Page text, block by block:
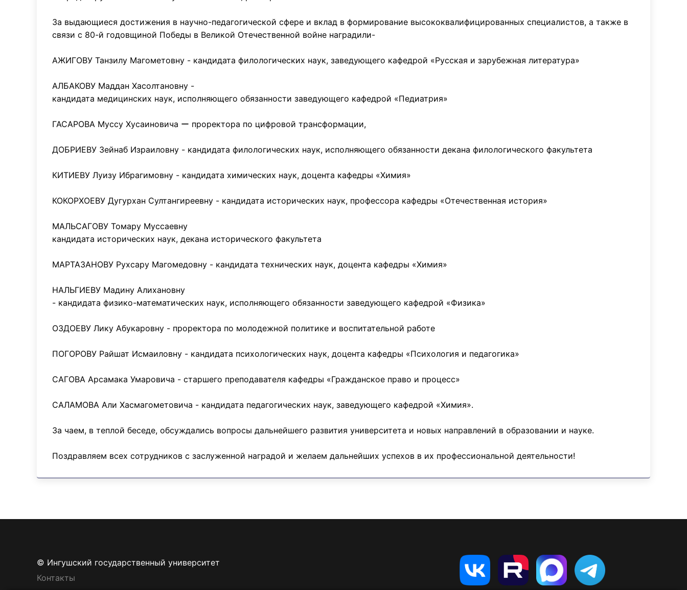
За выдающиеся достижения в научно-педагогической сфере и вклад в формирование высококвалифицированных специалистов, а также в
связи с 80-й годовщиной Победы в Великой Отечественной войне наградили-
АЖИГОВУ Танзилу Магометовну - кандидата филологических наук, заведующего кафедрой «Русская и зарубежная литература»
АЛБАКОВУ Маддан Хасолтановну -
кандидата медицинских наук, исполняющего обязанности заведующего кафедрой «Педиатрия»
ГАСАРОВА Муссу Хусаиновича ー проректора по цифровой трансформации,
ДОБРИЕВУ Зейнаб Израиловну - кандидата филологических наук, исполняющего обязанности декана филологического факультета
КИТИЕВУ Луизу Ибрагимовну - кандидата химических наук, доцента кафедры «Химия»
КОКОРХОЕВУ Дугурхан Султангиреевну - кандидата исторических наук, профессора кафедры «Отечественная история»
МАЛЬСАГОВУ Томару Муссаевну
кандидата исторических наук, декана исторического факультета
МАРТАЗАНОВУ Рухсару Магомедовну - кандидата технических наук, доцента кафедры «Химия»
НАЛЬГИЕВУ Мадину Алихановну
- кандидата физико-математических наук, исполняющего обязанности заведующего кафедрой «Физика»
ОЗДОЕВУ Лику Абукаровну - проректора по молодежной политике и воспитательной работе
ПОГОРОВУ Райшат Исмаиловну - кандидата психологических наук, доцента кафедры «Психология и педагогика»
САГОВА Арсамака Умаровича - старшего преподавателя кафедры «Гражданское право и процесс»
САЛАМОВА Али Хасмагометовича - кандидата педагогических наук, заведующего кафедрой «Химия».
За чаем, в теплой беседе, обсуждались вопросы дальнейшего развития университета и новых направлений в образовании и науке.
Поздравляем всех сотрудников с заслуженной наградой и желаем дальнейших успехов в их профессиональной деятельности!
© Ингушский государственный университет
Контакты